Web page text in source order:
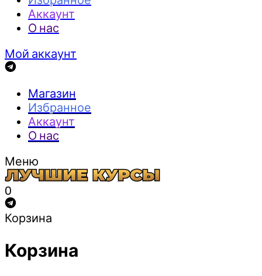
Аккаунт
О нас
Мой аккаунт
Магазин
Избранное
Аккаунт
О нас
Меню
0
Корзина
Корзина